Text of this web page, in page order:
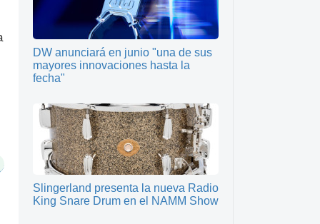
DW anunciará en junio "una de sus
mayores innovaciones hasta la
fecha"
Slingerland presenta la nueva Radio
King Snare Drum en el NAMM Show